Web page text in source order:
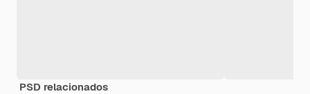
PSD relacionados